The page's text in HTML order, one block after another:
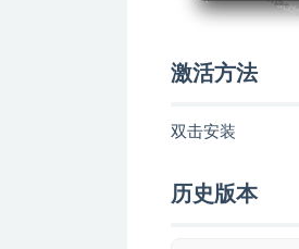
激活方法
双击安装
历史版本